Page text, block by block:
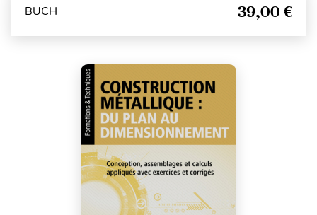
BUCH 39,00 €